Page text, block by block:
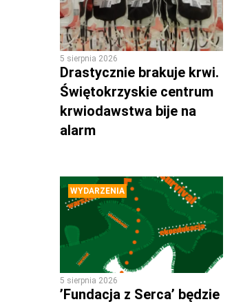
5 sierpnia 2026
Drastycznie brakuje krwi.
Świętokrzyskie centrum
krwiodawstwa bije na
alarm
WYDARZENIA
5 sierpnia 2026
’Fundacja z Serca’ będzie